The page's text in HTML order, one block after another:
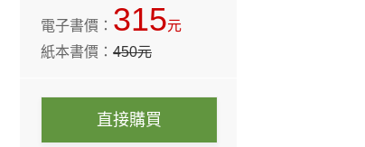
電子書價： 315元
紙本書價：450元
直接購買